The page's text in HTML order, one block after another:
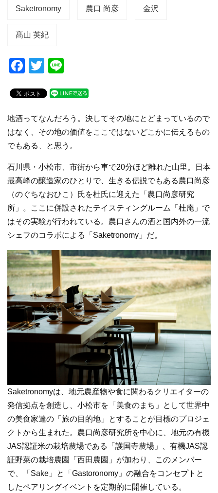
Saketronomy 農口 尚彦 金沢
髙山 英紀
F
c
e
b
o
o
k
T
tt
er
e
地酒ってなんだろう。決してその地にとどまっているので
はなく、その地の価値をここではないどこかに伝えるもの
でもある、と思う。
石川県・小松市、市街から車で20分ほど離れた山里。日本
最高峰の醸造家のひとりで、生きる伝説でもある農口尚彦
（のぐちなおひこ）氏を杜氏に迎えた「農口尚彦研究
所」。ここに併設されたテイスティングルーム「杜庵」で
はその実験が行われている。農口さんの酒と国内外の一流
シェフのコラボによる「Saketronomy」だ。
Saketronomyは、地元農産物や食に関わるクリエイターの
発信拠点を創造し、小松市を「美食のまち」として世界中
の美食家達の「旅の目的地」とすることが目標のプロジェ
クトから生まれた。農口尚彦研究所を中心に、地元の有機
JAS認証米の栽培農場である「護国寺農場」、有機JAS認
証野菜の栽培農園「西田農園」が加わり、このメンバー
で、「Sake」と「Gastoronomy」の融合をコンセプトと
したペアリングイベントを定期的に開催している。